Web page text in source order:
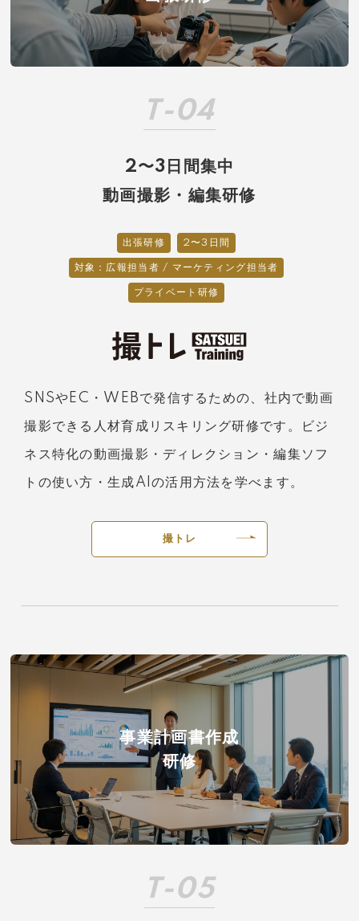
T-04
2〜3日間集中
動画撮影・編集研修
出張研修 2〜3日間
対象：広報担当者 / マーケティング担当者
プライベート研修
SNSやEC・WEBで発信するための、社内で動画
撮影できる人材育成リスキリング研修です。ビジ
ネス特化の動画撮影・ディレクション・編集ソフ
トの使い方・生成AIの活用方法を学べます。
撮トレ
事業計画書作成
研修
T-05